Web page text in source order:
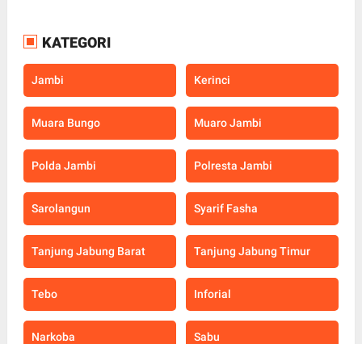
KATEGORI
Jambi Kerinci
Muara Bungo Muaro Jambi
Polda Jambi Polresta Jambi
Sarolangun Syarif Fasha
Tanjung Jabung Barat Tanjung Jabung Timur
Tebo Inforial
Narkoba Sabu